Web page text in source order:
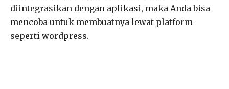
diintegrasikan dengan aplikasi, maka Anda bisa
mencoba untuk membuatnya lewat platform
seperti wordpress.